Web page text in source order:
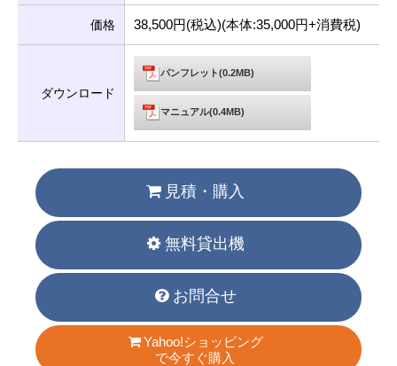
価格 38,500円(税込)(本体:35,000円+消費税)
ダウンロード
パンフレット(0.2MB)
マニュアル(0.4MB)
見積・購入
無料貸出機
お問合せ
Yahoo!ショッピング
で今すぐ購入